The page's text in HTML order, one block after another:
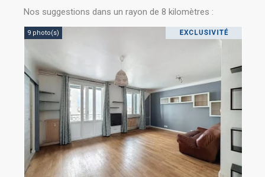
Nos suggestions dans un rayon de 8 kilomètres :
9 photo(s)